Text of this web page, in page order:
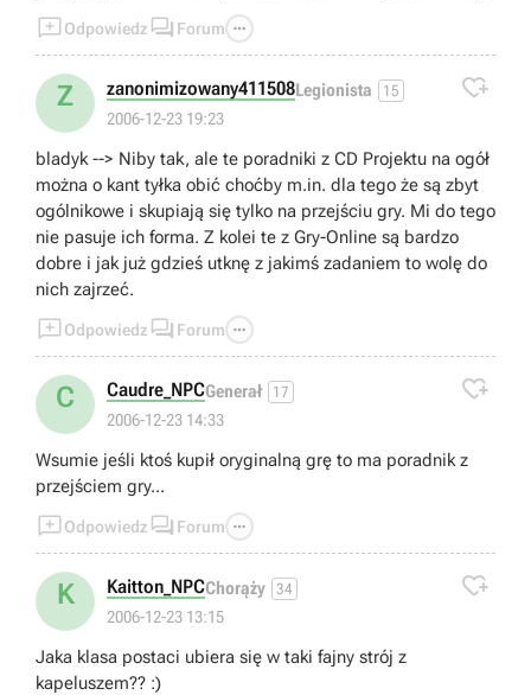
Odpowiedz  Forum 
Z zanonimizowany411508Legionista 15
2006-12-23 19:23

bladyk --> Niby tak, ale te poradniki z CD Projektu na ogół
można o kant tyłka obić choćby m.in. dla tego że są zbyt
ogólnikowe i skupiają się tylko na przejściu gry. Mi do tego
nie pasuje ich forma. Z kolei te z Gry-Online są bardzo
dobre i jak już gdzieś utknę z jakimś zadaniem to wolę do
nich zajrzeć.
Odpowiedz  Forum 
C Caudre_NPCGenerał 17
2006-12-23 14:33

Wsumie jeśli ktoś kupił oryginalną grę to ma poradnik z
przejściem gry...
Odpowiedz  Forum 
K Kaitton_NPCChorąży 34
2006-12-23 13:15

Jaka klasa postaci ubiera się w taki fajny strój z
kapeluszem?? :)